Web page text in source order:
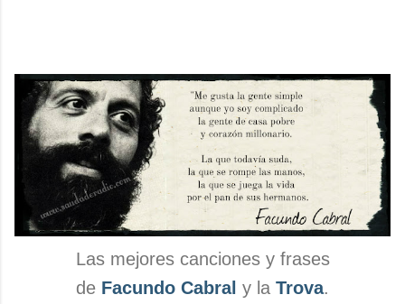
Las mejores canciones y frases
de Facundo Cabral y la Trova.